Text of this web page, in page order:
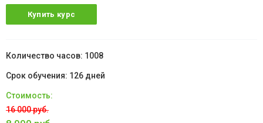
Купить курс
1008
126 дней
16 000 руб.